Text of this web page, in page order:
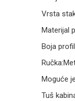
Vrsta
Materijal
Boja
Moguće
Tuš